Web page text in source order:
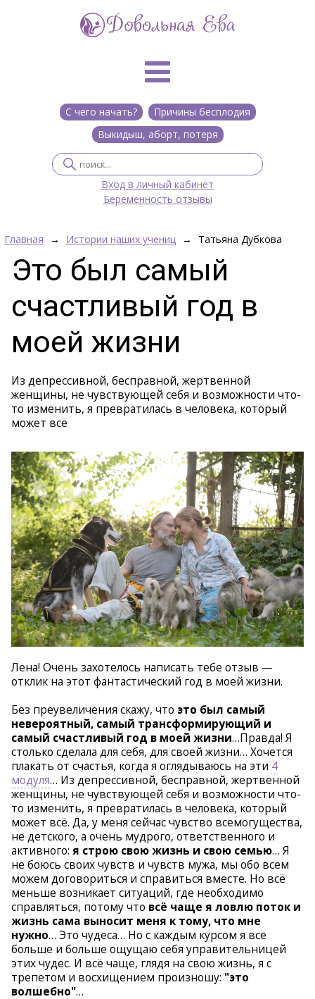
С чего начать?
Причины бесплодия
Выкидыш, аборт, потеря
Вход в личный кабинет
Беременность отзывы
Главная → Истории наших учениц → Татьяна Дубкова
Это был самый
счастливый год в
моей жизни
Из депрессивной, бесправной, жертвенной
женщины, не чувствующей себя и возможности что-
то изменить, я превратилась в человека, который
может всё
Лена! Очень захотелось написать тебе отзыв —
отклик на этот фантастический год в моей жизни.
Без преувеличения скажу, что это был самый
невероятный, самый трансформирующий и
самый счастливый год в моей жизни…Правда! Я
столько сделала для себя, для своей жизни… Хочется
плакать от счастья, когда я оглядываюсь на эти 4
модуля… Из депрессивной, бесправной, жертвенной
женщины, не чувствующей себя и возможности что-
то изменить, я превратилась в человека, который
может всё. Да, у меня сейчас чувство всемогущества,
не детского, а очень мудрого, ответственного и
активного: я строю свою жизнь и свою семью… Я
не боюсь своих чувств и чувств мужа, мы обо всем
можем договориться и справиться вместе. Но всё
меньше возникает ситуаций, где необходимо
справляться, потому что всё чаще я ловлю поток и
жизнь сама выносит меня к тому, что мне
нужно… Это чудеса… Но с каждым курсом я всё
больше и больше ощущаю себя управительницей
этих чудес. И всё чаще, глядя на свою жизнь, я с
трепетом и восхищением произношу: "это
волшебно"…